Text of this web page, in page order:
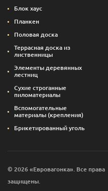
Блок хаус
Планкен
Половая доска
Террасная доска из
лиственницы
Элементы деревянных
лестниц
Сухие строганные
пиломатериалы
Вспомогательные
материалы (крепления)
Брикетированный уголь
© 2026 «Евровагонка». Все права
защищены.